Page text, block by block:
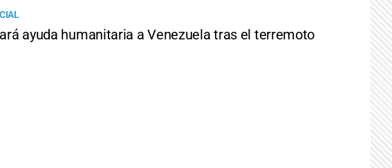
ayuda humanitaria a Venezuela tras el terremoto